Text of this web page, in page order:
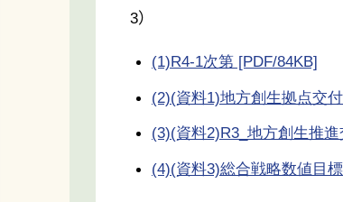
3）
(1)R4-1次第 [PDF/84KB]
(2)(資料1)地方創生拠点交
(3)(資料2)R3_地方創生推
(4)(資料3)総合戦略数値目